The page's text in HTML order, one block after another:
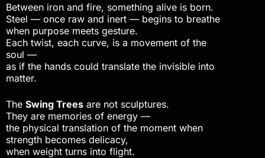
Between iron and fire, something alive is born.
Steel — once raw and inert — begins to breathe
when purpose meets gesture.
Each twist, each curve, is a movement of the
soul —
as if the hands could translate the invisible into
matter.
The Swing Trees are not sculptures.
They are memories of energy —
the physical translation of the moment when
strength becomes delicacy,
when weight turns into flight.